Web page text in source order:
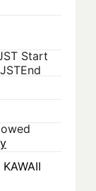
Start
End